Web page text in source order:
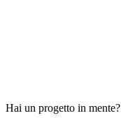
Hai un progetto in mente?